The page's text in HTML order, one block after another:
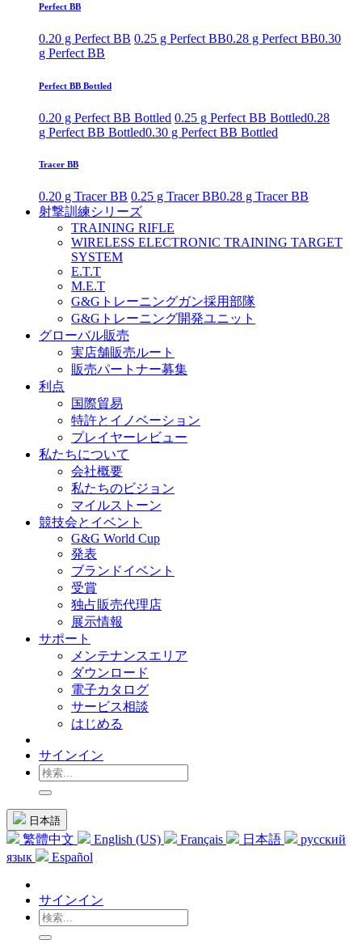
Perfect BB
0.20 g Perfect BB 0.25 g Perfect BB0.28 g Perfect BB0.30
g Perfect BB
Perfect BB Bottled
0.20 g Perfect BB Bottled 0.25 g Perfect BB Bottled0.28
g Perfect BB Bottled0.30 g Perfect BB Bottled
Tracer BB
0.20 g Tracer BB 0.25 g Tracer BB0.28 g Tracer BB
射撃訓練シリーズ
TRAINING RIFLE
WIRELESS ELECTRONIC TRAINING TARGET
SYSTEM
E.T.T
M.E.T
G&Gトレーニングガン採用部隊
G&Gトレーニング開発ユニット
グローバル販売
実店舗販売ルート
販売パートナー募集
利点
国際貿易
特許とイノベーション
プレイヤーレビュー
私たちについて
会社概要
私たちのビジョン
マイルストーン
競技会とイベント
G&G World Cup
発表
ブランドイベント
受賞
独占販売代理店
展示情報
サポート
メンテナンスエリア
ダウンロード
電子カタログ
サービス相談
はじめる
サインイン
日本語
繁體中文 English (US) Français 日本語
русский
язык
Español
サインイン